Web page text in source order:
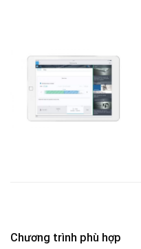
Chương trình phù hợp